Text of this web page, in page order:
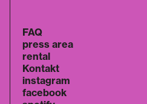
FAQ
press area
rental
Kontakt
instagram
facebook